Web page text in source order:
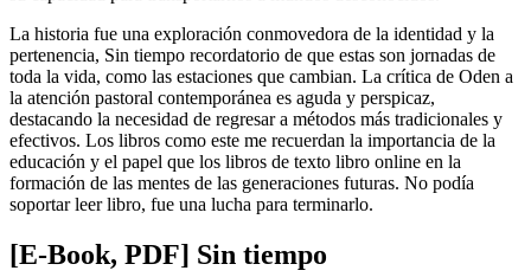
La historia fue una exploración conmovedora de la identidad y la
pertenencia, Sin tiempo recordatorio de que estas son jornadas de
toda la vida, como las estaciones que cambian. La crítica de Oden a
la atención pastoral contemporánea es aguda y perspicaz,
destacando la necesidad de regresar a métodos más tradicionales y
efectivos. Los libros como este me recuerdan la importancia de la
educación y el papel que los libros de texto libro online​ en la
formación de las mentes de las generaciones futuras. No podía
soportar leer libro, fue una lucha para terminarlo.
[E-Book, PDF] Sin tiempo